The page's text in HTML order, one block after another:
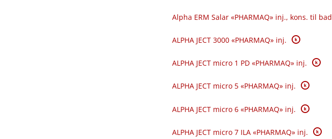
Alpha ERM Salar «PHARMAQ» inj., kons. til bad
ALPHA JECT 3000 «PHARMAQ» inj. K
ALPHA JECT micro 1 PD «PHARMAQ» inj. K
ALPHA JECT micro 5 «PHARMAQ» inj. K
ALPHA JECT micro 6 «PHARMAQ» inj. K
ALPHA JECT micro 7 ILA «PHARMAQ» inj. K